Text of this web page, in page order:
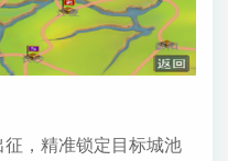
，精准锁定目标城池